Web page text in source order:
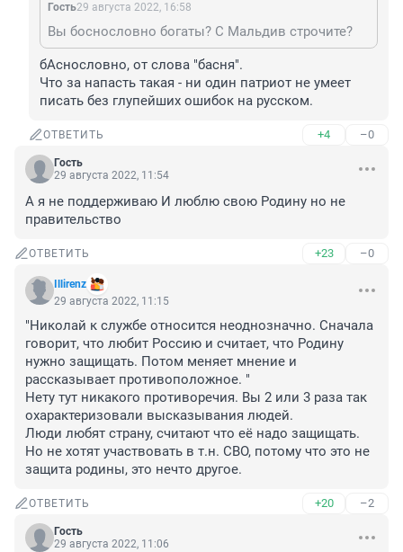
Гость29 августа 2022, 16:58
Вы боснословно богаты? С Мальдив строчите?
бАснословно, от слова "басня".
Что за напасть такая - ни один патриот не умеет
писать без глупейших ошибок на русском.
ОТВЕТИТЬ +4 –0
Гость
29 августа 2022, 11:54
А я не поддерживаю И люблю свою Родину но не
правительство
ОТВЕТИТЬ +23 –0
Illirenz
29 августа 2022, 11:15
"Николай к службе относится неоднозначно. Сначала
говорит, что любит Россию и считает, что Родину
нужно защищать. Потом меняет мнение и
рассказывает противоположное. "
Нету тут никакого противоречия. Вы 2 или 3 раза так
охарактеризовали высказывания людей.
Люди любят страну, считают что её надо защищать.
Но не хотят участвовать в т.н. СВО, потому что это не
защита родины, это нечто другое.
ОТВЕТИТЬ +20 –2
Гость
29 августа 2022, 11:06